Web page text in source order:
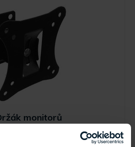
monitorů
materiál ocel, nosnost 15 kg